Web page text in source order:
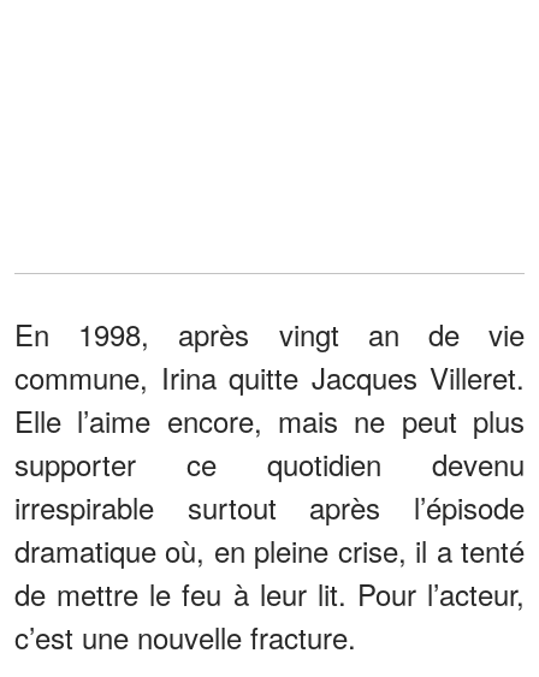
En 1998, après vingt an de vie
commune, Irina quitte Jacques Villeret.
Elle l’aime encore, mais ne peut plus
supporter ce quotidien devenu
irrespirable surtout après l’épisode
dramatique où, en pleine crise, il a tenté
de mettre le feu à leur lit. Pour l’acteur,
c’est une nouvelle fracture.